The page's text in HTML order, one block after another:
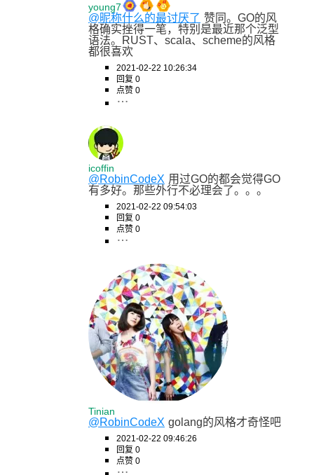
young7
@昵称什么的最讨厌了 赞同。GO的风
格确实挫得一笔，特别是最近那个泛型
语法。RUST、scala、scheme的风格
都很喜欢
2021-02-22 10:26:34
回复 0
点赞 0
icoffin
@RobinCodeX 用过GO的都会觉得GO
有多好。那些外行不必理会了。。。
2021-02-22 09:54:03
回复 0
点赞 0
Tinian
@RobinCodeX golang的风格才奇怪吧
2021-02-22 09:46:26
回复 0
点赞 0